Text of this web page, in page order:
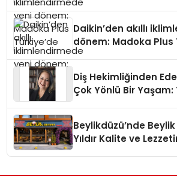
Daikin’den akıllı
dönem: Madoka Plus
Diş Hekimliğinden
Çok Yönlü Bir Yaşam:
Beylikdüzü’nde
Yıldır Kalite ve